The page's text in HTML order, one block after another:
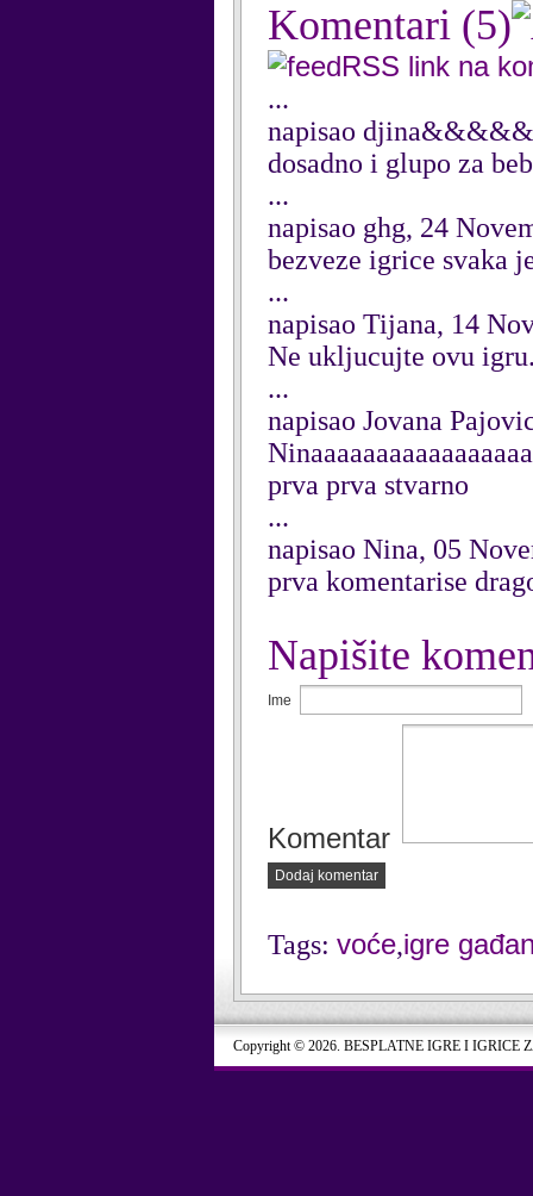
Komentari (5)
RSS link na
...
napisao
dosadno i glupo za
...
napisao ghg, 24
bezveze igrice svaka
...
napisao Tijana, 14
Ne ukljucujte ovu
...
napisao Jovana
prva prva stvarno
...
napisao Nina, 05
prva komentarise
Napišite
Ime
Komentar
Dodaj komentar
Tags: voće,igre
Copyright © 2026. BESPLATNE IGRE I IGRICE